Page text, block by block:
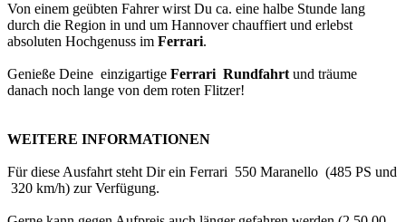
Von einem geübten Fahrer wirst Du ca. eine halbe Stunde lang
durch die Region in und um Hannover chauffiert und erlebst
absoluten Hochgenuss im Ferrari.
Genieße Deine einzigartige Ferrari Rundfahrt und träume
danach noch lange von dem roten Flitzer!
WEITERE INFORMATIONEN
Für diese Ausfahrt steht Dir ein Ferrari 550 Maranello (485 PS und
320 km/h) zur Verfügung.